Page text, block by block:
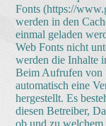
Fonts (https://
werden in den
einmal geladen
Web Fonts nicht
werden die Inhalte
Beim Aufrufen von
automatisch eine
hergestellt. Es
diesen Betreiber,
ob und zu